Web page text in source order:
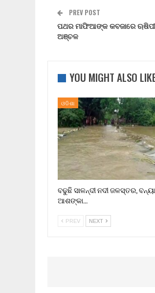
PREV POST
ପଥର ମାଫିଆଙ୍କ କବଜାରେ
ଅଞ୍ଚଳ
YOU MIGHT ALSO
ଓଡିଶା
ବଢୁଛି ସାଳନ୍ଦୀ ନଦୀ ଜଳସ୍ତର, ବନ୍ୟା
ଆଶଙ୍କା…
PREV NEXT